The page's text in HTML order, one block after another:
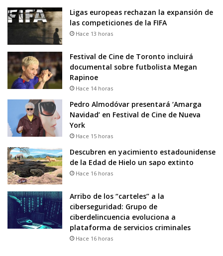
Ligas europeas rechazan la expansión de
las competiciones de la FIFA
Hace 13 horas
Festival de Cine de Toronto incluirá
documental sobre futbolista Megan
Rapinoe
Hace 14 horas
Pedro Almodóvar presentará ‘Amarga
Navidad’ en Festival de Cine de Nueva
York
Hace 15 horas
Descubren en yacimiento estadounidense
de la Edad de Hielo un sapo extinto
Hace 16 horas
Arribo de los “carteles” a la
ciberseguridad: Grupo de
ciberdelincuencia evoluciona a
plataforma de servicios criminales
Hace 16 horas